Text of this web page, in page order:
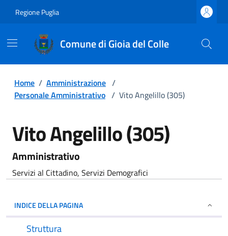
Regione Puglia
Comune di Gioia del Colle
Home / Amministrazione /
Personale Amministrativo / Vito Angelillo (305)
Vito Angelillo (305)
Amministrativo
Servizi al Cittadino, Servizi Demografici
INDICE DELLA PAGINA
Struttura